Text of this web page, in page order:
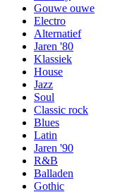
Gouwe ouwe
Electro
Alternatief
Jaren '80
Klassiek
House
Jazz
Soul
Classic rock
Blues
Latin
Jaren '90
R&B
Balladen
Gothic